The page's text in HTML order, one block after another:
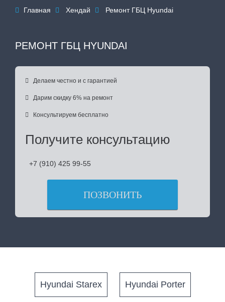
 Главная  Хендай  Ремонт ГБЦ Hyundai
РЕМОНТ ГБЦ HYUNDAI
 Делаем честно и с гарантией
 Дарим скидку 6% на ремонт
 Консультируем бесплатно
Получите консультацию
+7 (910) 425 99-55
ПОЗВОНИТЬ
Hyundai Starex Hyundai Porter